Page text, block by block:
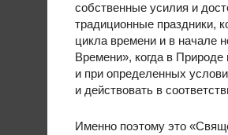
собственные усилия и
традиционные праздники,
цикла времени и в начале
Времени», когда в
и при определенных
и действовать в
Именно поэтому это